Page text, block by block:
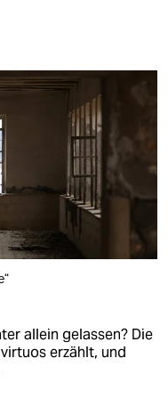
allein gelassen? Die
erzählt, und